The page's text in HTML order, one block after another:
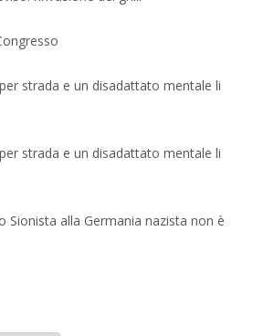
strada e un disadattato mentale li
strada e un disadattato mentale li
Sionista alla Germania nazista non è